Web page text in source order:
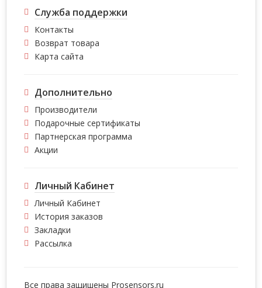
Служба поддержки
Контакты
Возврат товара
Карта сайта
Дополнительно
Производители
Подарочные сертификаты
Партнерская программа
Акции
Личный Кабинет
Личный Кабинет
История заказов
Закладки
Рассылка
Все права защишены Prosensors.ru